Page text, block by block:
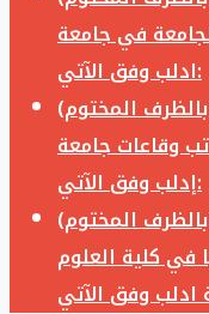
في جامعة
ادلب وفق الآتي:
المختوم)
وقاعات جامعة
إدلب وفق الآتي:
المختوم)
في كلية العلوم